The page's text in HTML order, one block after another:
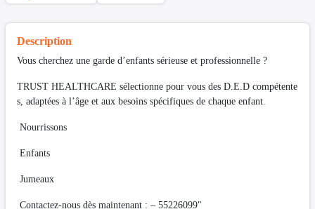
Description
Vous cherchez une garde d’enfants sérieuse et professionnelle ?
TRUST HEALTHCARE sélectionne pour vous des D.E.D compétente
s, adaptées à l’âge et aux besoins spécifiques de chaque enfant.
Nourrissons
Enfants
Jumeaux
Contactez-nous dès maintenant : – 55226099"